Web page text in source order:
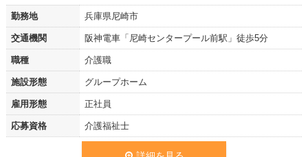
勤務地 兵庫県尼崎市
交通機関 阪神電車「尼崎センタープール前駅」徒歩5分
職種 介護職
施設形態 グループホーム
雇用形態 正社員
応募資格 介護福祉士